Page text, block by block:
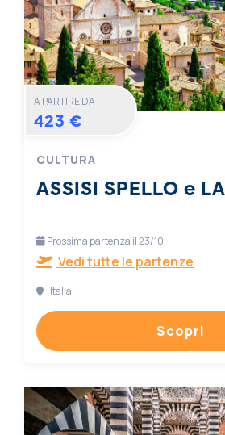
A PARTIRE DA
423 €
CULTURA
ASSISI SPELLO e
Prossima partenza il 23/10
Vedi tutte le partenze
Italia
Scopri